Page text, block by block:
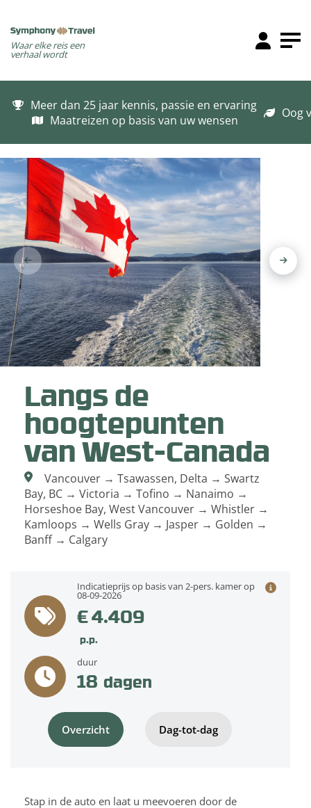
Waar elke reis een
verhaal wordt
Meer dan 25 jaar kennis, passie en ervaring
Maatreizen op basis van uw wensen
Oog
Langs de
hoogtepunten
van West-Canada
Vancouver → Tsawassen, Delta → Swartz
Bay, BC → Victoria → Tofino → Nanaimo →
Horseshoe Bay, West Vancouver → Whistler →
Kamloops → Wells Gray → Jasper → Golden →
Banff → Calgary
Overzicht Dag-tot-dag
Indicatieprijs op basis van 2-pers. kamer op
08-09-2026
€ 4.409
p.p.
duur
18 dagen
Stap in de auto en laat u meevoeren door de